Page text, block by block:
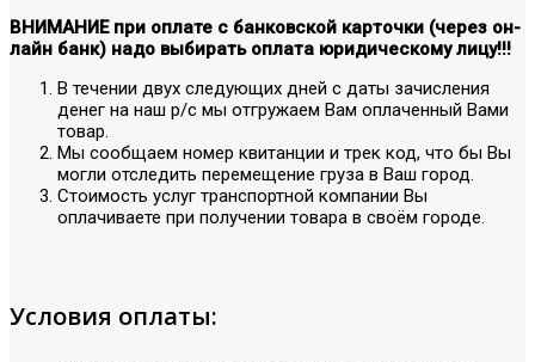
ВНИМАНИЕ при оплате с банковской карточки (через он-
лайн банк) надо выбирать оплата юридическому лицу!!!
В течении двух следующих дней с даты зачисления
денег на наш р/с мы отгружаем Вам оплаченный Вами
товар.
Мы сообщаем номер квитанции и трек код, что бы Вы
могли отследить перемещение груза в Ваш город.
Стоимость услуг транспортной компании Вы
оплачиваете при получении товара в своём городе.
Условия оплаты: